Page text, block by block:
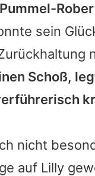
sein
Schoß,
nicht
auf Lilly